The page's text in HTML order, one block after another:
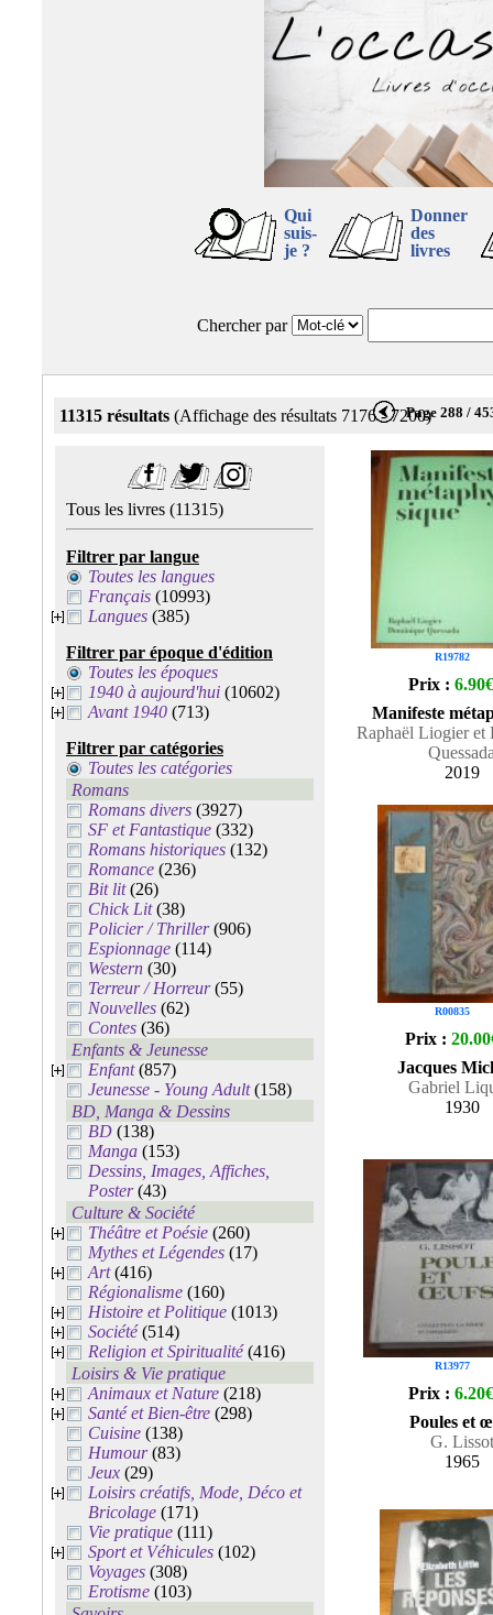
Qui
suis-
je ?
Donner
des
livres
Chercher par
11315 résultats (Affichage des résultats 7176 - 7200)Page 288 /
Tous les livres (11315)
Filtrer par langue
Toutes les langues
Français (10993)
Langues (385)
Filtrer par époque d'édition
Toutes les époques
1940 à aujourd'hui (10602)
Avant 1940 (713)
Filtrer par catégories
Toutes les catégories
Romans
Romans divers (3927)
SF et Fantastique (332)
Romans historiques (132)
Romance (236)
Bit lit(26)
Chick Lit(38)
Policier / Thriller(906)
Espionnage (114)
Western (30)
Terreur / Horreur(55)
Nouvelles (62)
Contes (36)
Enfants & Jeunesse
Enfant(857)
Jeunesse - Young Adult(158)
BD, Manga & Dessins
BD (138)
Manga (153)
Dessins, Images, Affiches,
Poster(43)
Culture & Société
Théâtre et Poésie (260)
Mythes et Légendes (17)
Art(416)
Régionalisme (160)
Histoire et Politique (1013)
Société(514)
Religion et Spiritualité(416)
Loisirs & Vie pratique
Animaux et Nature (218)
Santé et Bien-être (298)
Cuisine (138)
Humour(83)
Jeux (29)
Loisirs créatifs, Mode, Déco et
Bricolage (171)
Vie pratique (111)
Sport et Véhicules (102)
Voyages (308)
Erotisme (103)
R19782
Prix : 6.90€
Manifeste
Raphaël Liogier et
2019
R00835
Prix :
Jacques
Gabriel
1930
R13977
Prix : 6.20€
Poules et
G. Lissot
1965